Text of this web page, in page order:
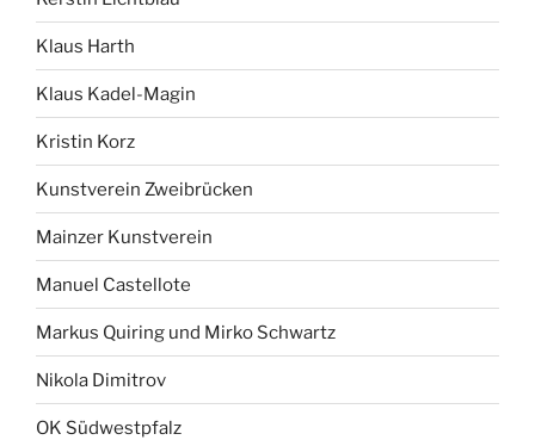
Klaus Harth
Klaus Kadel-Magin
Kristin Korz
Kunstverein Zweibrücken
Mainzer Kunstverein
Manuel Castellote
Markus Quiring und Mirko Schwartz
Nikola Dimitrov
OK Südwestpfalz